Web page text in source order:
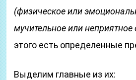
(физическое или
мучительное или
этого есть определенные
Выделим главные из их: